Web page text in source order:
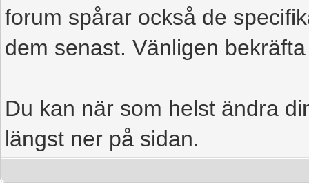
forum spårar också de
dem senast. Vänligen
Du kan när som helst ändra
längst ner på sidan.